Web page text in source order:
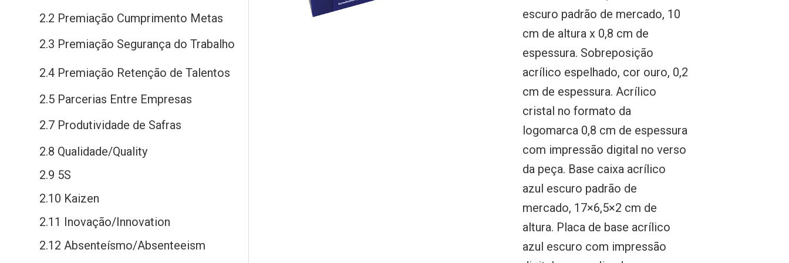
2.2 Premiação Cumprimento Metas
2.3 Premiação Segurança do Trabalho
2.4 Premiação Retenção de Talentos
2.5 Parcerias Entre Empresas
2.7 Produtividade de Safras
2.8 Qualidade/Quality
2.9 5S
2.10 Kaizen
2.11 Inovação/Innovation
2.12 Absenteísmo/Absenteeism
escuro padrão de mercado, 10
cm de altura x 0,8 cm de
espessura. Sobreposição
acrílico espelhado, cor ouro, 0,2
cm de espessura. Acrílico
cristal no formato da
logomarca 0,8 cm de espessura
com impressão digital no verso
da peça. Base caixa acrílico
azul escuro padrão de
mercado, 17×6,5×2 cm de
altura. Placa de base acrílico
azul escuro com impressão